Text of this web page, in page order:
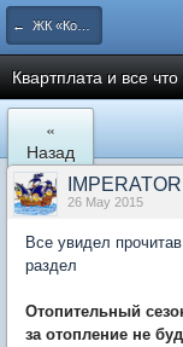
← ЖК «Комфортный КВАРТАЛ»
Квартплата и все
«
Назад
IMPERATOR
26 May 2015
Все увидел
раздел
Отопительный
за отопление не